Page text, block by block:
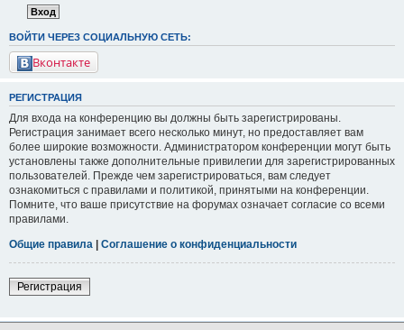
ВОЙТИ ЧЕРЕЗ СОЦИАЛЬНУЮ СЕТЬ:
Вконтакте
РЕГИСТРАЦИЯ
Для входа на конференцию вы должны быть зарегистрированы.
Регистрация занимает всего несколько минут, но предоставляет вам
более широкие возможности. Администратором конференции могут быть
установлены также дополнительные привилегии для зарегистрированных
пользователей. Прежде чем зарегистрироваться, вам следует
ознакомиться с правилами и политикой, принятыми на конференции.
Помните, что ваше присутствие на форумах означает согласие со всеми
правилами.
Общие правила
Соглашение о конфиденциальности
Регистрация